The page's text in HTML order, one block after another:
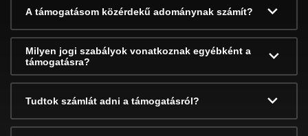
A támogatásom közérdekű adománynak számít?
Milyen jogi szabályok vonatkoznak egyébként a
támogatásra?
Tudtok számlát adni a támogatásról?